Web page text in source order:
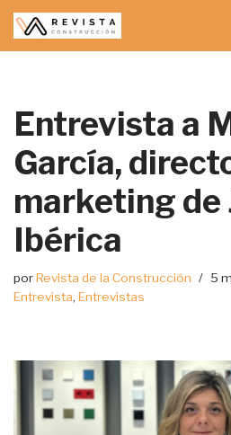
Saltar
Entrevista a
García,
marketing de
Ibérica
porRevista de la Construcción
5
Entrevista, Entrevistas